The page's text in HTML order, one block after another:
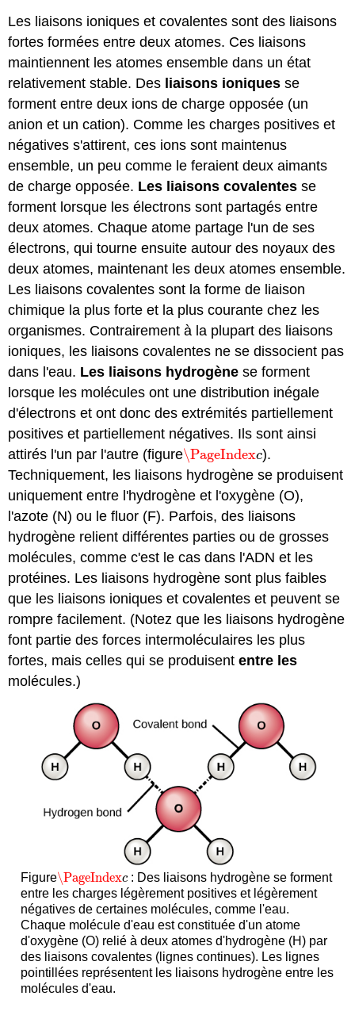
Les liaisons ioniques et covalentes sont des liaisons
fortes formées entre deux atomes. Ces liaisons
maintiennent les atomes ensemble dans un état
relativement stable. Des liaisons ioniques se
forment entre deux ions de charge opposée (un
anion et un cation). Comme les charges positives et
négatives s'attirent, ces ions sont maintenus
ensemble, un peu comme le feraient deux aimants
de charge opposée. Les liaisons covalentes se
forment lorsque les électrons sont partagés entre
deux atomes. Chaque atome partage l'un de ses
électrons, qui tourne ensuite autour des noyaux des
deux atomes, maintenant les deux atomes ensemble.
Les liaisons covalentes sont la forme de liaison
chimique la plus forte et la plus courante chez les
organismes. Contrairement à la plupart des liaisons
ioniques, les liaisons covalentes ne se dissocient pas
dans l'eau. Les liaisons hydrogène se forment
lorsque les molécules ont une distribution inégale
d'électrons et ont donc des extrémités partiellement
positives et partiellement négatives. Ils sont ainsi
attirés l'un par l'autre (figure\PageIndexc
\PageIndexc).
Techniquement, les liaisons hydrogène se produisent
uniquement entre l'hydrogène et l'oxygène (O),
l'azote (N) ou le fluor (F). Parfois, des liaisons
hydrogène relient différentes parties ou de grosses
molécules, comme c'est le cas dans l'ADN et les
protéines. Les liaisons hydrogène sont plus faibles
que les liaisons ioniques et covalentes et peuvent se
rompre facilement. (Notez que les liaisons hydrogène
font partie des forces intermoléculaires les plus
fortes, mais celles qui se produisententre les
molécules.)
Figure\PageIndexc
\PageIndexc : Des liaisons hydrogène se forment
entre les charges légèrement positives et légèrement
négatives de certaines molécules, comme l'eau.
Chaque molécule d'eau est constituée d'un atome
d'oxygène (O) relié à deux atomes d'hydrogène (H) par
des liaisons covalentes (lignes continues). Les lignes
pointillées représentent les liaisons hydrogène entre les
molécules d'eau.